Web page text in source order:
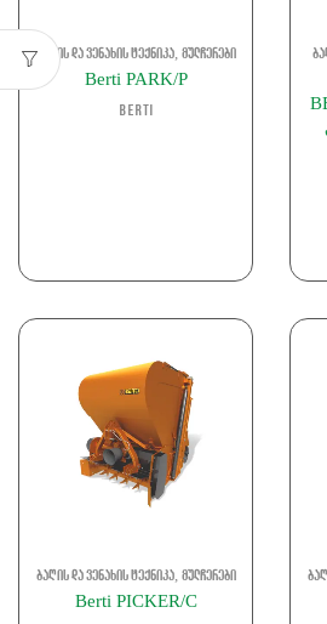
ბაღის და ვენახის ტექნიკა, მულჩერები
Berti PARK/P
Berti
ბაღის და ვენახის ტექნიკა, მულჩერები
Berti PICKER/C